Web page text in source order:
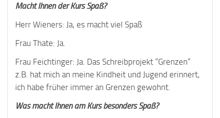
Macht Ihnen der Kurs Spaß?
Herr Wieners: Ja, es macht viel Spaß
Frau Thate: Ja.
Frau Feichtinger: Ja. Das Schreibprojekt “Grenzen”
z.B. hat mich an meine Kindheit und Jugend erinnert,
ich habe früher immer an Grenzen gewohnt.
Was macht Ihnen am Kurs besonders Spaß?